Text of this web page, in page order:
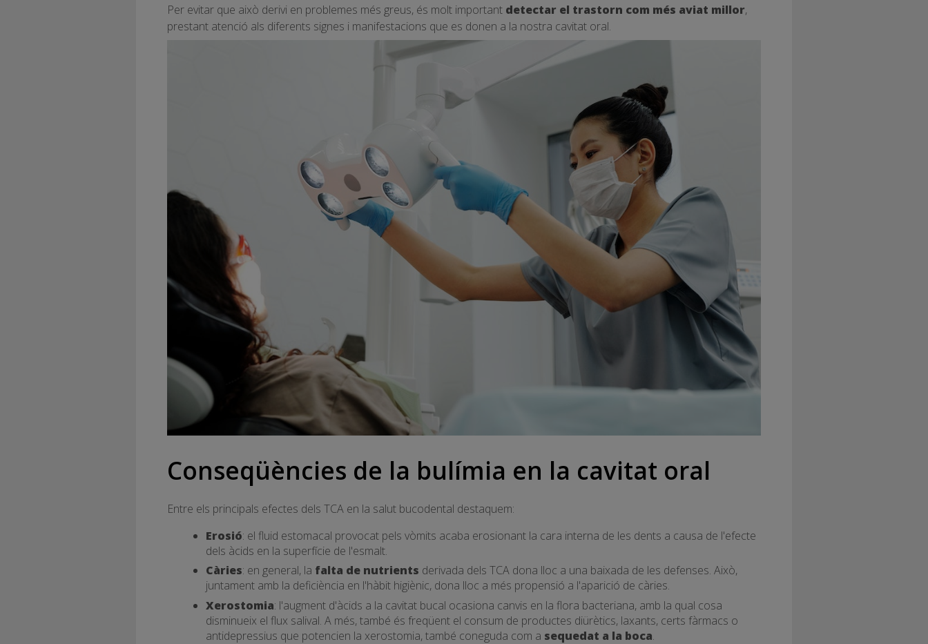
Per evitar que això derivi en problemes més greus, és molt important detectar el trastorn com més aviat millor,
prestant atenció als diferents signes i manifestacions que es donen a la nostra cavitat oral.
Conseqüències de la bulímia en la cavitat oral
Entre els principals efectes dels TCA en la salut bucodental destaquem:
Erosió: el fluid estomacal provocat pels vòmits acaba erosionant la cara interna de les dents a causa de l'efecte
dels àcids en la superfície de l'esmalt.
Càries: en general, la falta de nutrients derivada dels TCA dona lloc a una baixada de les defenses. Això,
juntament amb la deficiència en l'hàbit higiènic, dona lloc a més propensió a l'aparició de càries.
Xerostomia: l'augment d'àcids a la cavitat bucal ocasiona canvis en la flora bacteriana, amb la qual cosa
disminueix el flux salival. A més, també és freqüent el consum de productes diürètics, laxants, certs fàrmacs o
antidepressius que potencien la xerostomia, també coneguda com a sequedat a la boca.